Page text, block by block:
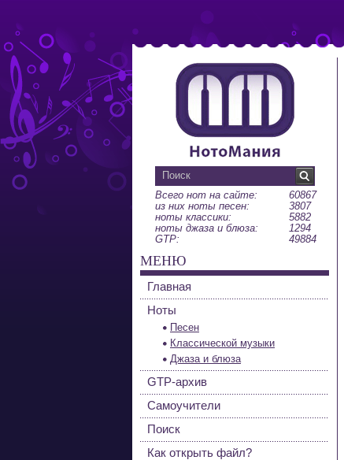
Всего нот на сайте:
60867
из них ноты песен:
3807
ноты классики:
5882
ноты джаза и блюза:
1294
GTP:
49884
МЕНЮ
Главная
Ноты
Песен
Классической музыки
Джаза и блюза
GTP-архив
Самоучители
Поиск
Как открыть файл?